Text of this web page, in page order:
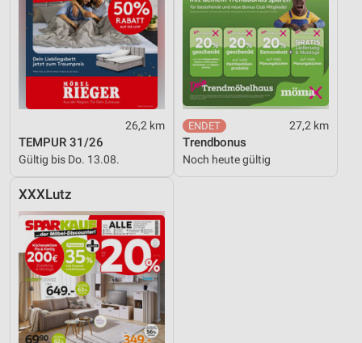
26,2 km
TEMPUR 31/26
Gültig bis Do. 13.08.
27,2 km
Trendbonus
Noch heute gültig
XXXLutz